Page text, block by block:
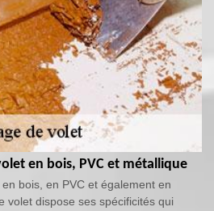
en bois, PVC et métallique
bois, en PVC et également en
volet dispose ses spécificités qui